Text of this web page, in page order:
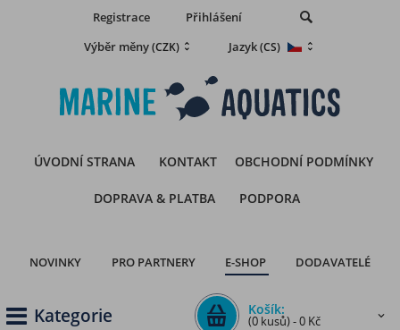
Registrace
Přihlášení
Výběr měny(CZK) Jazyk(CS)
ÚVODNÍ STRANA KONTAKT OBCHODNÍ PODMÍNKY
DOPRAVA & PLATBA PODPORA
NOVINKY PRO PARTNERY E-SHOP DODAVATELÉ
Kategorie Košík:
(0 kusů) - 0 Kč